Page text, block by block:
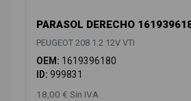
PARASOL DERECHO
PEUGEOT 208 1.2 12V VTI
OEM: 1619396180
ID: 999831
18,00 € Sin IVA